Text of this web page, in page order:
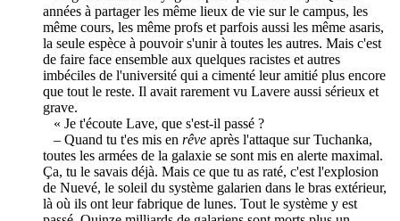
années à partager les même lieux de vie sur le campus, les
même cours, les même profs et parfois aussi les même asaris,
la seule espèce à pouvoir s'unir à toutes les autres. Mais c'est
de faire face ensemble aux quelques racistes et autres
imbéciles de l'université qui a cimenté leur amitié plus encore
que tout le reste. Il avait rarement vu Lavere aussi sérieux et
grave.
« Je t'écoute Lave, que s'est-il passé ?
– Quand tu t'es mis en rêve après l'attaque sur Tuchanka,
toutes les armées de la galaxie se sont mis en alerte maximal.
Ça, tu le savais déjà. Mais ce que tu as raté, c'est l'explosion
de Nuevé, le soleil du système galarien dans le bras extérieur,
là où ils ont leur fabrique de lunes. Tout le système y est